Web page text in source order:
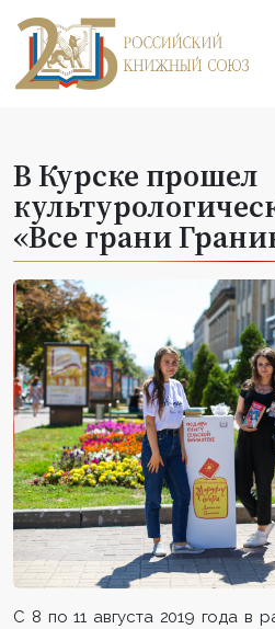
В Курске прошел
«Все грани
С 8 по 11 августа 2019 года в